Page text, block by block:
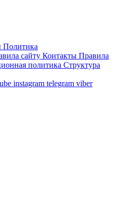
Политика
сайту Контакты Правила
политика Структура
instagram telegram viber